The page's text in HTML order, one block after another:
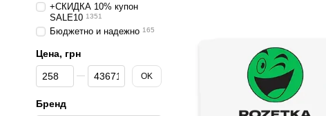
+СКИДКА 10% купон
SALE10 1351
Бюджетно и надежно 165
Цена, грн
От Цена, грн
До Цена, грн OK
Бренд